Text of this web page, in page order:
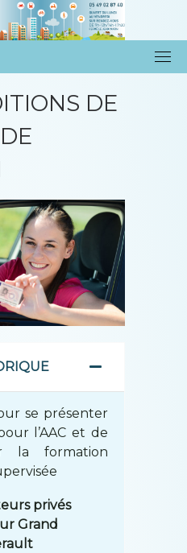
DE
se présenter
l’AAC et de
la formation
privés
Grand